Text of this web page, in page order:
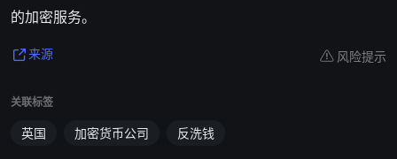
的加密服务。
来源 风险提示
关联标签
英国 加密货币公司 反洗钱